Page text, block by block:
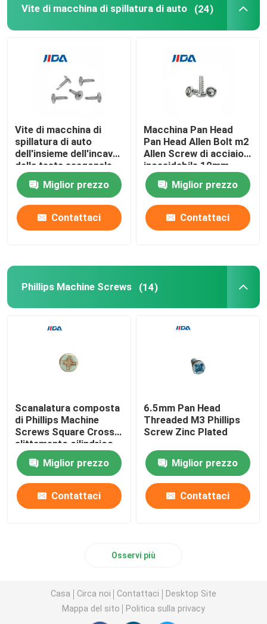
Notizie
Richiedi un preventivo
Viti di fissaggio dell'incavo della sfortuna
Viti del dado esagonale
Vite di macchina di spillatura di auto
Vite di macchina capa scanalata
Dado quadrato della saldatura
Dado dell'inserto filettato
componenti lavorate precisione
Vite di macchina di spillatura di auto (24)
Vite di macchina di
spillatura di auto
dell'insieme dell'incavo
della testa esagonale
M3 da 16mm
Miglior prezzo
Contattaci
Macchina Pan Head
Pan Head Allen Bolt m2
Allen Screw di acciaio
inossidabile 10mm
Miglior prezzo
Contattaci
Phillips Machine Screws (14)
Scanalatura composta
di Phillips Machine
Screws Square Cross
slittamento cilindrico
della testa M4x10 di
anti
Miglior prezzo
Contattaci
6.5mm Pan Head
Threaded M3 Phillips
Screw Zinc Plated
Miglior prezzo
Contattaci
Osservi più
Casa Circa noi Contattaci
Desktop Site
Mappa del sito
Politica sulla privacy